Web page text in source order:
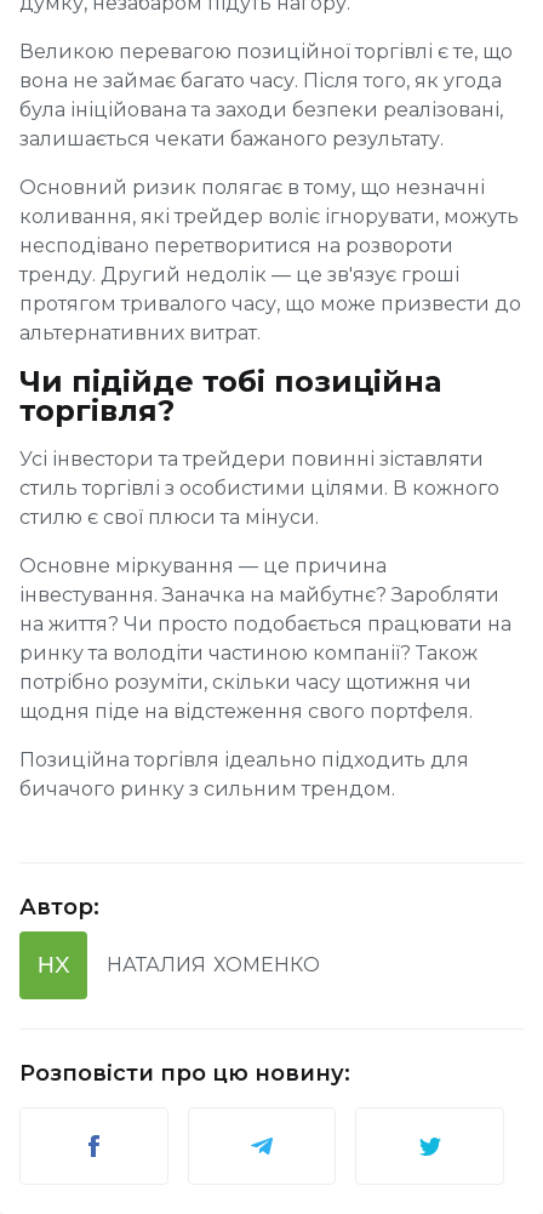
Великою перевагою позиційної торгівлі є те, що
вона не займає багато часу. Після того, як угода
була ініційована та заходи безпеки реалізовані,
залишається чекати бажаного результату.
Основний ризик полягає в тому, що незначні
коливання, які трейдер воліє ігнорувати, можуть
несподівано перетворитися на розвороти
тренду. Другий недолік — це зв'язує гроші
протягом тривалого часу, що може призвести до
альтернативних витрат.
Чи підійде тобі позиційна
торгівля?
Усі інвестори та трейдери повинні зіставляти
стиль торгівлі з особистими цілями. В кожного
стилю є свої плюси та мінуси.
Основне міркування — це причина
інвестування. Заначка на майбутнє? Заробляти
на життя? Чи просто подобається працювати на
ринку та володіти частиною компанії? Також
потрібно розуміти, скільки часу щотижня чи
щодня піде на відстеження свого портфеля.
Позиційна торгівля ідеально підходить для
бичачого ринку з сильним трендом.
Автор:
НХ НАТАЛИЯ ХОМЕНКО
Розповісти про цю новину: